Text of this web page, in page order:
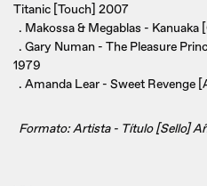
Titanic [Touch] 2007
. Makossa & Megablas - Kanuaka
. Gary Numan - The Pleasure
1979
. Amanda Lear - Sweet Revenge
Formato: Artista - Título [Sello]